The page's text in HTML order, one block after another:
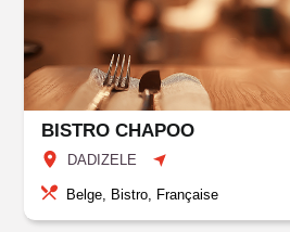
BISTRO CHAPOO
DADIZELE
Belge, Bistro, Française